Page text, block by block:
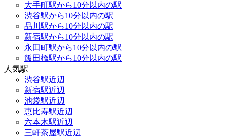
大手町駅から10分以内の駅
渋谷駅から10分以内の駅
品川駅から10分以内の駅
新宿駅から10分以内の駅
永田町駅から10分以内の駅
飯田橋駅から10分以内の駅
人気駅
渋谷駅近辺
新宿駅近辺
池袋駅近辺
恵比寿駅近辺
六本木駅近辺
三軒茶屋駅近辺